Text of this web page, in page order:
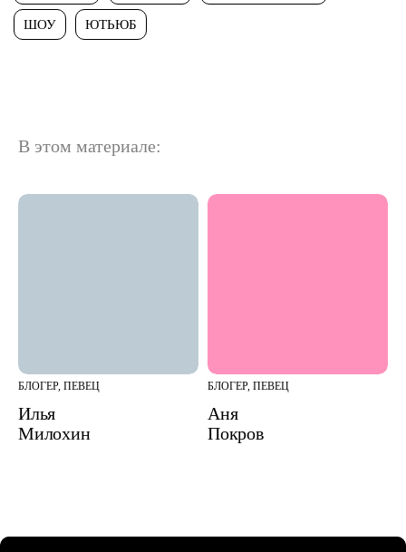
ШОУ ЮТЬЮБ
В этом материале:
БЛОГЕР, ПЕВЕЦ
Илья
Милохин
БЛОГЕР, ПЕВЕЦ
Аня
Покров